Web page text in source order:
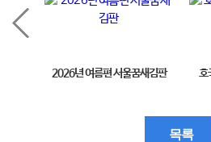
2026년 여름편 서울꿈새김판 호
목록